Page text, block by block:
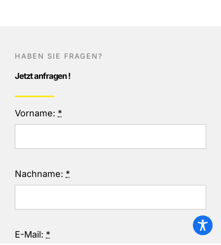
HABEN SIE FRAGEN?
Jetzt anfragen !
Vorname: *
Nachname: *
E-Mail: *